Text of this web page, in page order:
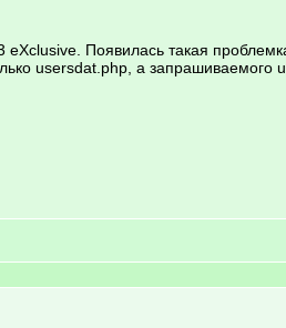
Появилась такая
usersdat.php, а запрашиваемого